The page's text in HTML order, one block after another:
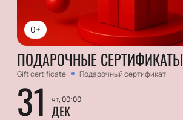
0+
ПОДАРОЧНЫЕ СЕРТИФИКАТЫ
Gift certificate Подарочный сертификат
31 чт, 00:00
ДЕК